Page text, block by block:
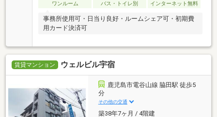
ワンルーム
バス・トイレ別 インターネット無料
事務所使用可・日当り良好・ルームシェア可・初期費
用カード決済可
賃貸マンション ウェルビル宇宿
鹿児島市電谷山線 脇田駅 徒歩5
分
その他の交通
築38年7ヶ月 / 4階建